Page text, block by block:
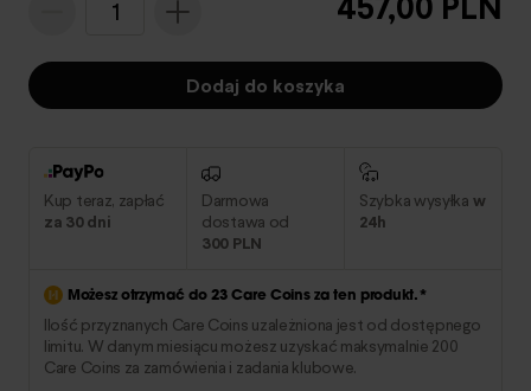
1
Dodaj do koszyka
Kup teraz, zapłać
za 30 dni
Darmowa
dostawa od
300 PLN
Szybka wysyłka w
24h
Możesz otrzymać do23Care Coins za ten produkt.*
Ilość przyznanych Care Coins uzależniona jest od dostępnego
limitu. W danym miesiącu możesz uzyskać maksymalnie 200
Care Coins za zamówienia i zadania klubowe.